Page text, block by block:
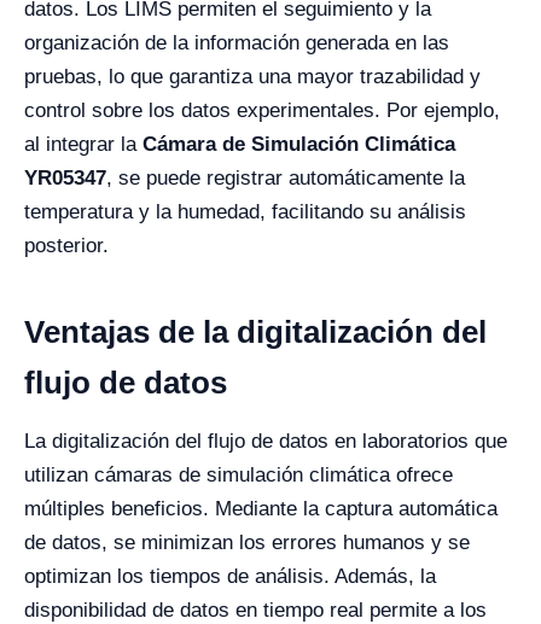
datos. Los LIMS permiten el seguimiento y la
organización de la información generada en las
pruebas, lo que garantiza una mayor trazabilidad y
control sobre los datos experimentales. Por ejemplo,
al integrar la Cámara de Simulación Climática
YR05347, se puede registrar automáticamente la
temperatura y la humedad, facilitando su análisis
posterior.
Ventajas de la digitalización del
flujo de datos
La digitalización del flujo de datos en laboratorios que
utilizan cámaras de simulación climática ofrece
múltiples beneficios. Mediante la captura automática
de datos, se minimizan los errores humanos y se
optimizan los tiempos de análisis. Además, la
disponibilidad de datos en tiempo real permite a los